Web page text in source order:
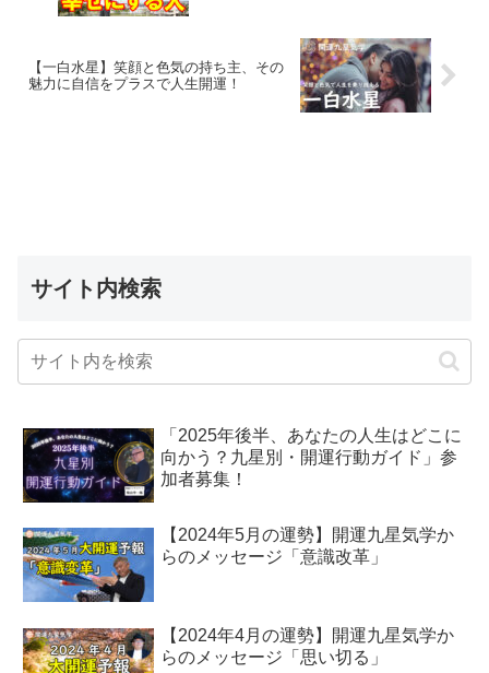
【一白水星】笑顔と色気の持ち主、その
魅力に自信をプラスで人生開運！
サイト内検索
「2025年後半、あなたの人生はどこに
向かう？九星別・開運行動ガイド」参
加者募集！
【2024年5月の運勢】開運九星気学か
らのメッセージ「意識改革」
【2024年4月の運勢】開運九星気学か
らのメッセージ「思い切る」